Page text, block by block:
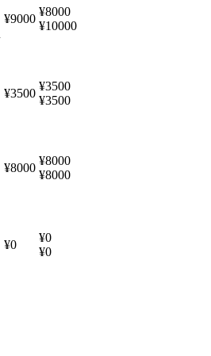
¥9000
¥8000
¥10000
¥3500
¥3500
¥3500
¥8000
¥8000
¥8000
¥0
¥0
¥0